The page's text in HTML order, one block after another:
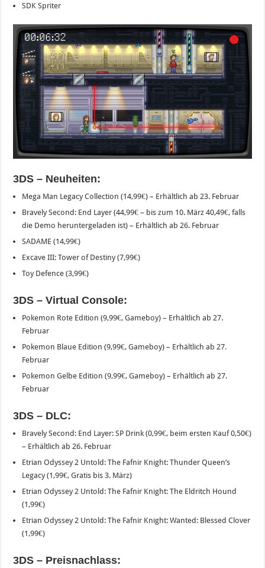
SDK Spriter
3DS – Neuheiten:
Mega Man Legacy Collection (14,99€) – Erhältlich ab 23. Februar
Bravely Second: End Layer (44,99€ – bis zum 10. März 40,49€, falls
die Demo heruntergeladen ist) – Erhältlich ab 26. Februar
SADAME (14,99€)
Excave III: Tower of Destiny (7,99€)
Toy Defence (3,99€)
3DS – Virtual Console:
Pokemon Rote Edition (9,99€, Gameboy) – Erhältlich ab 27.
Februar
Pokemon Blaue Edition (9,99€, Gameboy) – Erhältlich ab 27.
Februar
Pokemon Gelbe Edition (9,99€, Gameboy) – Erhältlich ab 27.
Februar
3DS – DLC:
Bravely Second: End Layer: SP Drink (0,99€, beim ersten Kauf 0,50€)
– Erhältlich ab 26. Februar
Etrian Odyssey 2 Untold: The Fafnir Knight: Thunder Queen’s
Legacy (1,99€, Gratis bis 3. März)
Etrian Odyssey 2 Untold: The Fafnir Knight: The Eldritch Hound
(1,99€)
Etrian Odyssey 2 Untold: The Fafnir Knight: Wanted: Blessed Clover
(1,99€)
3DS – Preisnachlass: